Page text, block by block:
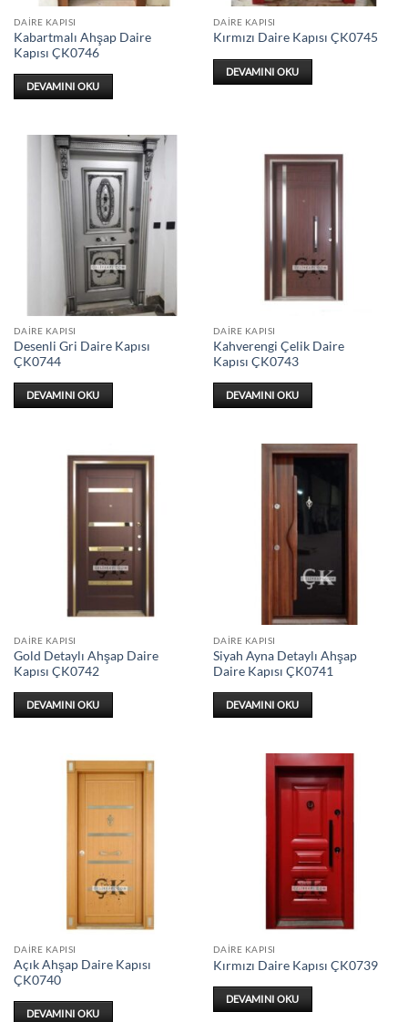
DAIRE KAPISI
Kabartmalı Ahşap Daire
Kapısı ÇK0746
DEVAMINI OKU
DAIRE KAPISI
Kırmızı Daire Kapısı ÇK0745
DEVAMINI OKU
DAIRE KAPISI
Desenli Gri Daire Kapısı
ÇK0744
DEVAMINI OKU
DAIRE KAPISI
Kahverengi Çelik Daire
Kapısı ÇK0743
DEVAMINI OKU
DAIRE KAPISI
Gold Detaylı Ahşap Daire
Kapısı ÇK0742
DEVAMINI OKU
DAIRE KAPISI
Siyah Ayna Detaylı Ahşap
Daire Kapısı ÇK0741
DEVAMINI OKU
DAIRE KAPISI
Açık Ahşap Daire Kapısı
ÇK0740
DEVAMINI OKU
DAIRE KAPISI
Kırmızı Daire Kapısı ÇK0739
DEVAMINI OKU